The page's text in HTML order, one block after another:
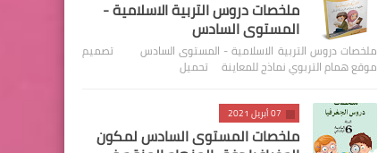
ملخصات دروس التربية الاسلامية -
المستوى السادس
ملخصات دروس التربية الاسلامية - المستوى السادس تصميم
موقع همام التربوي نماذج للمعاينة تحميل
07 أبريل 2021
ملخصات المستوى السادس لمكون